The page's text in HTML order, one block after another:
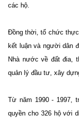
các hộ.
Đồng thời, tổ chức
kết luận và người dân
Nhà nước về đất đia,
quản lý đầu tư, xây
Từ năm 1990 - 1997,
quyền cho 326 hộ với